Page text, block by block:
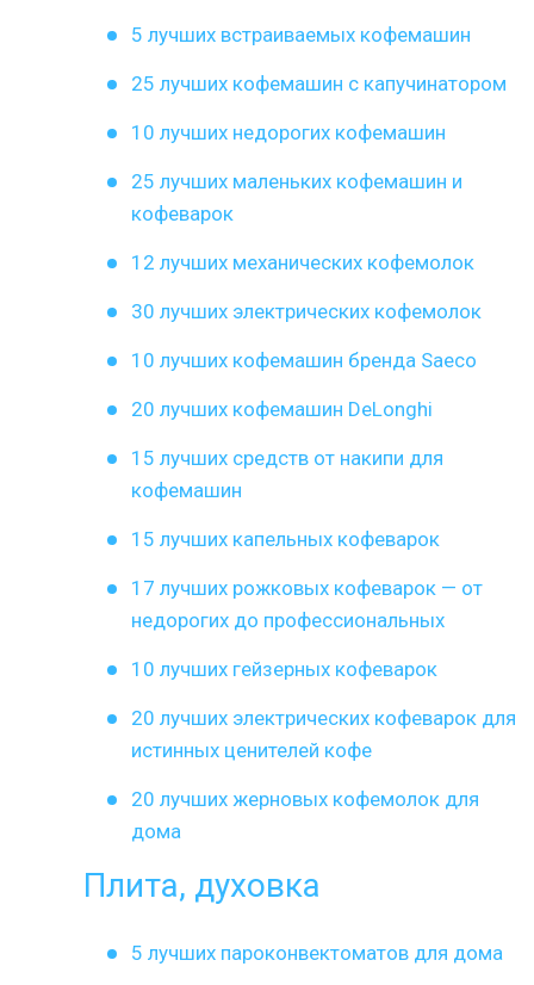
5 лучших встраиваемых кофемашин
25 лучших кофемашин с капучинатором
10 лучших недорогих кофемашин
25 лучших маленьких кофемашин и
кофеварок
12 лучших механических кофемолок
30 лучших электрических кофемолок
10 лучших кофемашин бренда Saeco
20 лучших кофемашин DeLonghi
15 лучших средств от накипи для
кофемашин
15 лучших капельных кофеварок
17 лучших рожковых кофеварок — от
недорогих до профессиональных
10 лучших гейзерных кофеварок
20 лучших электрических кофеварок для
истинных ценителей кофе
20 лучших жерновых кофемолок для
дома
Плита, духовка
5 лучших пароконвектоматов для дома